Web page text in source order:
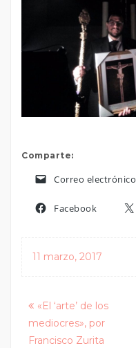
Comparte:
Correo electrónico
Facebook
11 marzo, 2017
Posts
navigation
«El ‘arte’ de los
mediocres», por
Francisco Zurita